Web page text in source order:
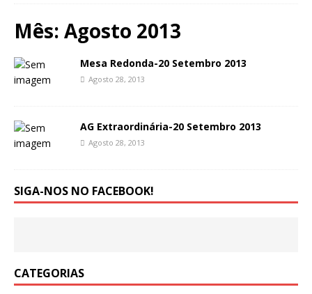
Mês: Agosto 2013
Mesa Redonda-20 Setembro 2013
Agosto 28, 2013
AG Extraordinária-20 Setembro 2013
Agosto 28, 2013
SIGA-NOS NO FACEBOOK!
CATEGORIAS